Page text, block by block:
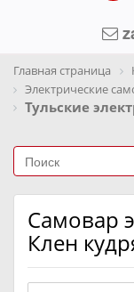
Главная страница
Электрические
Тульские
Самовар
Клен